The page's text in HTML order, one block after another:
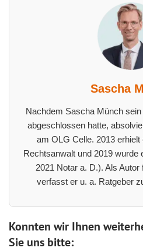
Sascha
Nachdem Sascha Münch
abgeschlossen hatte,
am OLG Celle. 2013 erhielt
Rechtsanwalt und 2019 wurde
2021 Notar a. D.). Als
verfasst er u. a. Ratgeber
Konnten wir Ihnen
Sie uns bitte: